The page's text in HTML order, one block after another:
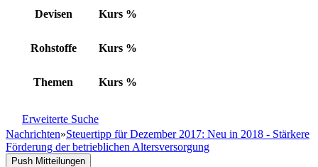
Devisen Kurs %
Rohstoffe Kurs %
Themen Kurs %
Erweiterte Suche
Nachrichten»Steuertipp für Dezember 2017: Neu in 2018 - Stärkere
Förderung der betrieblichen Altersversorgung
Push Mitteilungen